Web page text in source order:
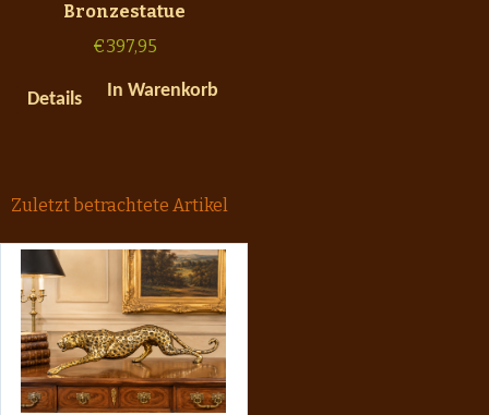
Bronzestatue
€397,95
Details In Warenkorb
Zuletzt betrachtete Artikel